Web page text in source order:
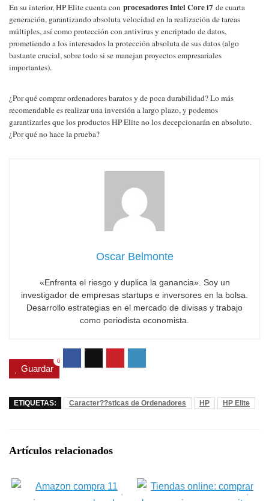
En su interior, HP Elite cuenta con procesadores Intel Core i7 de cuarta
generación, garantizando absoluta velocidad en la realización de tareas
múltiples, así como protección con antivirus y encriptado de datos,
prometiendo a los interesados la protección absoluta de sus datos (algo
bastante crucial, sobre todo si se manejan proyectos empresariales
importantes).
¿Por qué comprar ordenadores baratos y de poca durabilidad? Lo más
recomendable es realizar una inversión a largo plazo, y podemos
garantizarles que los productos HP Elite no los decepcionarán en absoluto.
¿Por qué no hace la prueba?
Oscar Belmonte
«Enfrenta el riesgo y duplica la ganancia». Soy un
investigador de empresas startups e inversores en la bolsa.
Desarrollo estrategias en el mercado de divisas y trabajo
como periodista economista.
Guardar
0
ETIQUETAS: Caracter??sticas de Ordenadores HP HP Elite
Artículos relacionados